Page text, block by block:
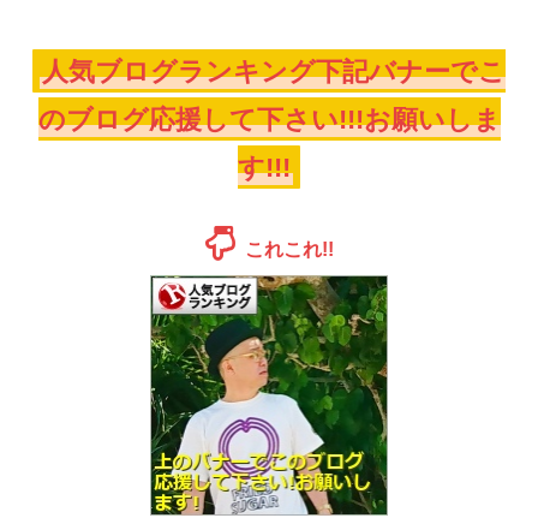
人気ブログランキング下記バナーでこ
のブログ応援して下さい!!!お願いしま
す!!!
これこれ!!